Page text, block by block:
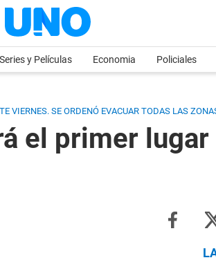
Series y Películas Economia Policiales
VIERNES. SE ORDENÓ EVACUAR TODAS LAS
el primer